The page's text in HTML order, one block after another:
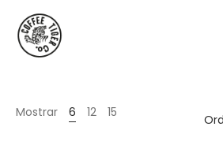
Mostrar 6 12 15